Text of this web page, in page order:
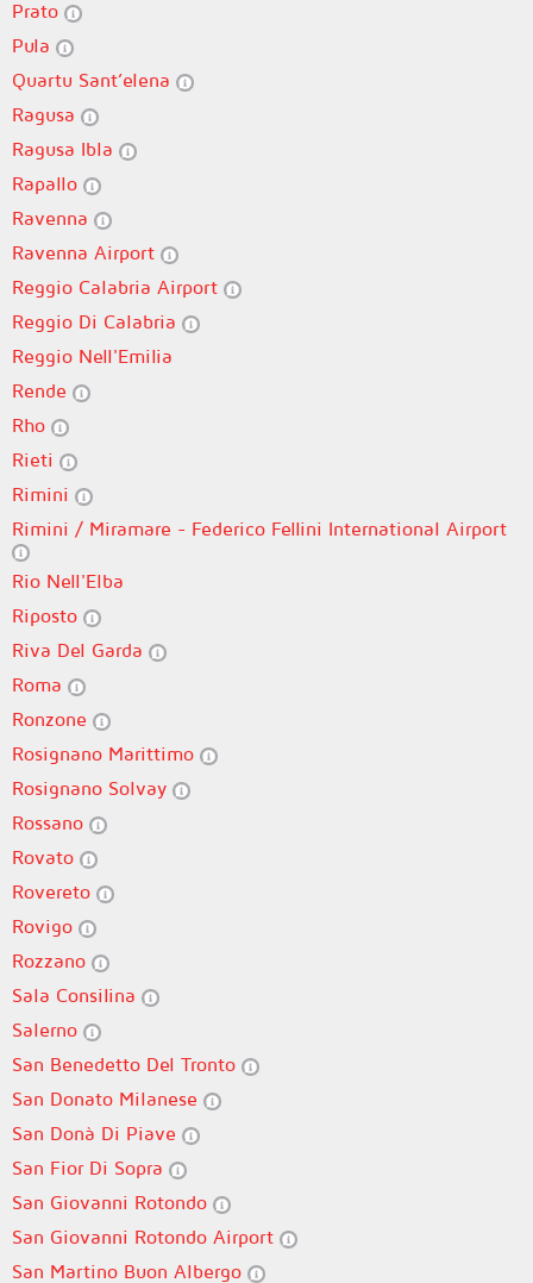
Prato
Pula
Quartu Sant’elena
Ragusa
Ragusa Ibla
Rapallo
Ravenna
Ravenna Airport
Reggio Calabria Airport
Reggio Di Calabria
Reggio Nell'Emilia
Rende
Rho
Rieti
Rimini
Rimini / Miramare - Federico Fellini International Airport
Rio Nell'Elba
Riposto
Riva Del Garda
Roma
Ronzone
Rosignano Marittimo
Rosignano Solvay
Rossano
Rovato
Rovereto
Rovigo
Rozzano
Sala Consilina
Salerno
San Benedetto Del Tronto
San Donato Milanese
San Donà Di Piave
San Fior Di Sopra
San Giovanni Rotondo
San Giovanni Rotondo Airport
San Martino Buon Albergo